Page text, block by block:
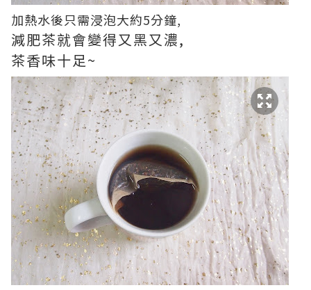
加熱水後只需浸泡大約5分鐘,
減肥茶就會變得又黑又濃,
茶香味十足~